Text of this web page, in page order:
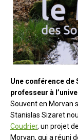
Une conférence de
professeur à
Souvent en Morvan
Stanislas Sizaret
Coudrier, un projet
Morvan, qui a réuni